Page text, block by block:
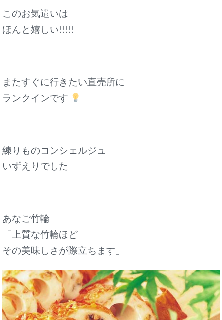
このお気遣いは
ほんと嬉しい!!!!!
またすぐに行きたい直売所に
ランクインです
練りものコンシェルジュ
いずえりでした
あなご竹輪
「上質な竹輪ほど
その美味しさが際立ちます」